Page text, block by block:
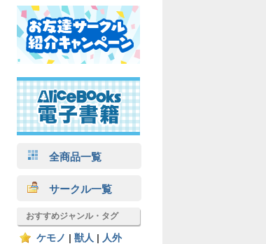
全商品一覧
サークル一覧
おすすめジャンル・タグ
ケモノ 獣人
人外